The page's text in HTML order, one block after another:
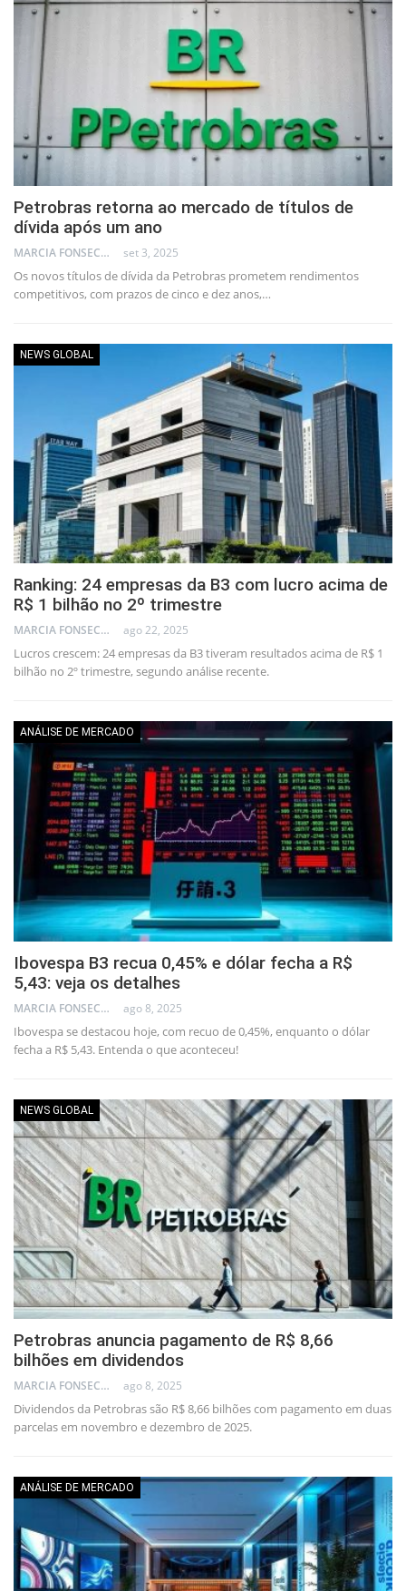
Petrobras retorna ao mercado de títulos de
dívida após um ano
MARCIA FONSECA - FINANCIAL CONSULTANT set 3, 2025
Os novos títulos de dívida da Petrobras prometem rendimentos
competitivos, com prazos de cinco e dez anos,…
NEWS GLOBAL
Ranking: 24 empresas da B3 com lucro acima de
R$ 1 bilhão no 2º trimestre
MARCIA FONSECA - FINANCIAL CONSULTANT ago 22, 2025
Lucros crescem: 24 empresas da B3 tiveram resultados acima de R$ 1
bilhão no 2º trimestre, segundo análise recente.
ANÁLISE DE MERCADO
Ibovespa B3 recua 0,45% e dólar fecha a R$
5,43: veja os detalhes
MARCIA FONSECA - FINANCIAL CONSULTANT ago 8, 2025
Ibovespa se destacou hoje, com recuo de 0,45%, enquanto o dólar
fecha a R$ 5,43. Entenda o que aconteceu!
NEWS GLOBAL
Petrobras anuncia pagamento de R$ 8,66
bilhões em dividendos
MARCIA FONSECA - FINANCIAL CONSULTANT ago 8, 2025
Dividendos da Petrobras são R$ 8,66 bilhões com pagamento em duas
parcelas em novembro e dezembro de 2025.
ANÁLISE DE MERCADO